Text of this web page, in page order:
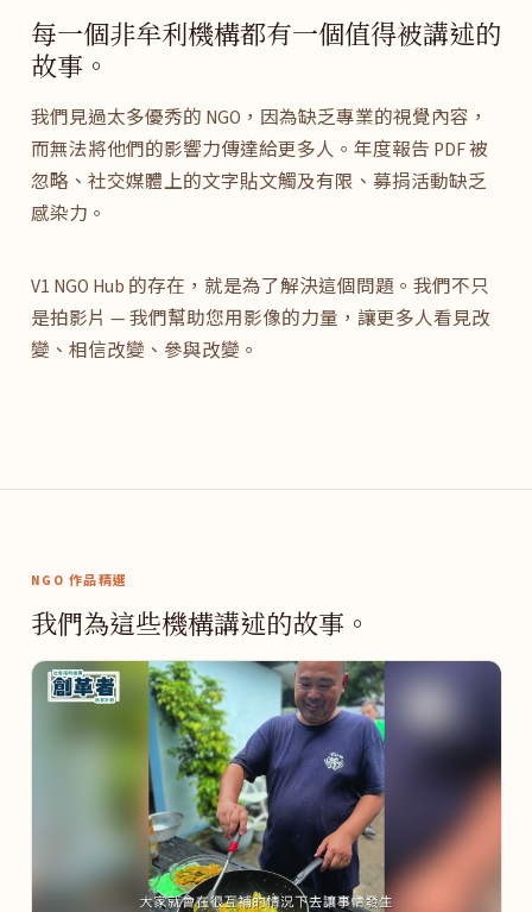
每一個非牟利機構都有一個值得被講述的
故事。
我們見過太多優秀的 NGO，因為缺乏專業的視覺內容，
而無法將他們的影響力傳達給更多人。年度報告 PDF 被
忽略、社交媒體上的文字貼文觸及有限、募捐活動缺乏
感染力。
V1 NGO Hub 的存在，就是為了解決這個問題。我們不只
是拍影片 — 我們幫助您用影像的力量，讓更多人看見改
變、相信改變、參與改變。
NGO 作品精選
我們為這些機構講述的故事。